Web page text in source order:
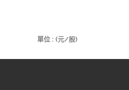
單位 : (元/股)